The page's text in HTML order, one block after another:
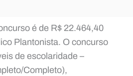
é de R$ 22.464,40
Plantonista. O concurso
de escolaridade –
Completo),